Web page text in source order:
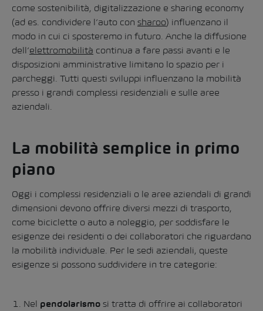
come sostenibilità, digitalizzazione e sharing economy
(ad es. condividere l’auto con sharoo) influenzano il
modo in cui ci sposteremo in futuro. Anche la diffusione
dell’elettromobilità continua a fare passi avanti e le
disposizioni amministrative limitano lo spazio per i
parcheggi. Tutti questi sviluppi influenzano la mobilità
presso i grandi complessi residenziali e sulle aree
aziendali.
La mobilità semplice in primo
piano
Oggi i complessi residenziali o le aree aziendali di grandi
dimensioni devono offrire diversi mezzi di trasporto,
come biciclette o auto a noleggio, per soddisfare le
esigenze dei residenti o dei collaboratori che riguardano
la mobilità individuale. Per le sedi aziendali, queste
esigenze si possono suddividere in tre categorie:
Nel pendolarismo si tratta di offrire ai collaboratori